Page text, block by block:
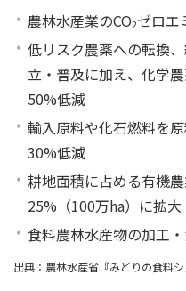
農林水産業のCO2ゼロエ
低リスク農薬への転換
立・普及に加え、化学
50%低減
輸入原料や化石燃料を
30%低減
耕地面積に占める有機
25%（100万ha）に拡大
食料農林水産物の加工
出典：農林水産省『みどりの食料シ